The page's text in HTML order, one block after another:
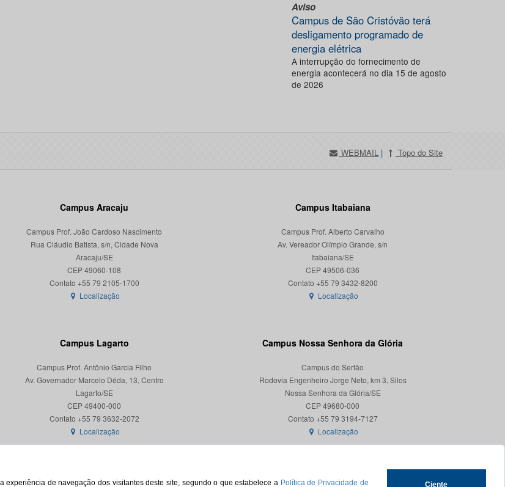
de navegação dos visitantes deste site, segundo o que estabelece a Política de Privacidade de Ciente
Aviso
Campus de São Cristóvão terá
desligamento programado de
energia elétrica
A interrupção do fornecimento de
energia acontecerá no dia 15 de agosto
de 2026
WEBMAIL | Topo do Site
Campus Aracaju
Campus Prof. João Cardoso Nascimento
Rua Cláudio Batista, s/n, Cidade Nova
Aracaju/SE
CEP 49060-108
Localização
Campus Itabaiana
Campus Prof. Alberto Carvalho
Av. Vereador Olímpio Grande, s/n
Itabaiana/SE
CEP 49506-036
Localização
Campus Lagarto
Campus Prof. Antônio Garcia Filho
Av. Governador Marcelo Déda, 13, Centro
Lagarto/SE
CEP 49400-000
Localização
Campus Nossa Senhora da Glória
Campus do Sertão
Rodovia Engenheiro Jorge Neto, km 3, Silos
Nossa Senhora da Glória/SE
CEP 49680-000
Contato +55 79 3194-7127
Localização